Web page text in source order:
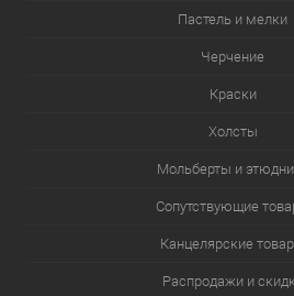
Пастель и мелки
Черчение
Краски
Холсты
Мольберты и
Сопутствующие
Канцелярские
Распродажи и